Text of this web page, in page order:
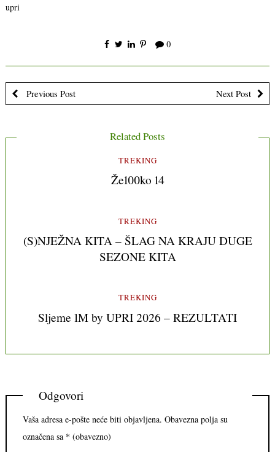
upri
0
Previous Post Next Post
Related Posts
TREKING
Že100ko 14
TREKING
(S)NJEŽNA KITA – ŠLAG NA KRAJU DUGE
SEZONE KITA
TREKING
Sljeme 1M by UPRI 2026 – REZULTATI
Odgovori
Vaša adresa e-pošte neće biti objavljena. Obavezna polja su
označena sa * (obavezno)